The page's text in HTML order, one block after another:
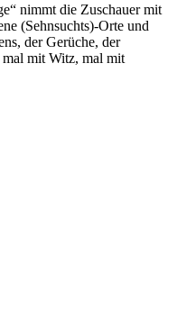
nimmt die Zuschauer mit
(Sehnsuchts)-Orte und
der Gerüche, der
mal mit Witz, mal mit